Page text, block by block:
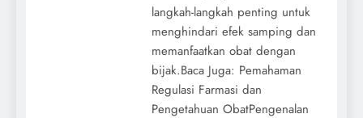
langkah-langkah penting untuk
menghindari efek samping dan
memanfaatkan obat dengan
bijak.Baca Juga: Pemahaman
Regulasi Farmasi dan
Pengetahuan ObatPengenalan